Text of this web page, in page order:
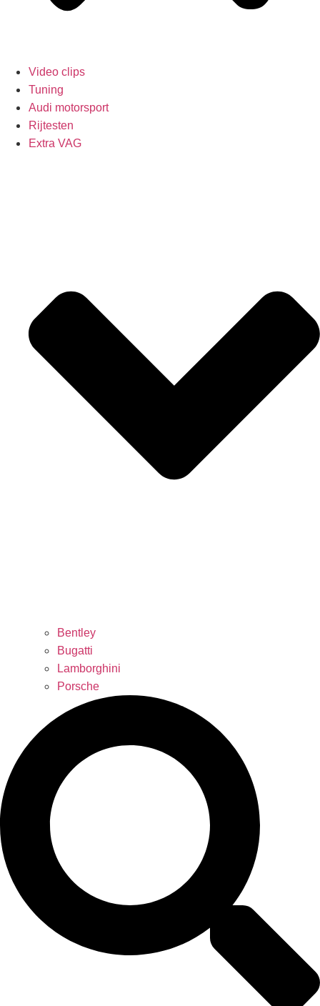
Video clips
Tuning
Audi motorsport
Rijtesten
Extra VAG
Bentley
Bugatti
Lamborghini
Porsche